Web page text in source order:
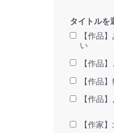
タイトルを
【作品
い
【作品
【作品
【作品
【作家